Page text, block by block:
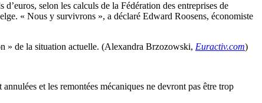
selon les calculs de la Fédération des entreprises de
« Nous y survivrons », a déclaré Edward Roosens, économiste
» de la situation actuelle. (Alexandra Brzozowski, Euractiv.com)
et les remontées mécaniques ne devront pas être trop